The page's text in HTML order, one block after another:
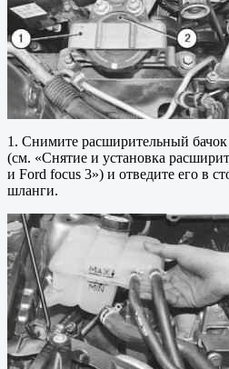
1. Снимите расширительный
(см. «Снятие и установка
и Ford focus 3») и отведите его в
шланги.